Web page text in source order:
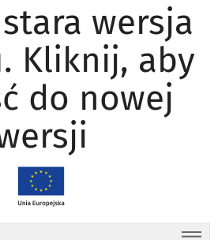
wersja
Kliknij, aby
do nowej